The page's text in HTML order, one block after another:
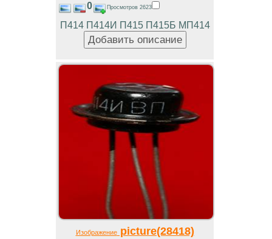
0 Просмотров 2623
П414 П414И П415 П415Б МП414
Изображениеpicture(28418)